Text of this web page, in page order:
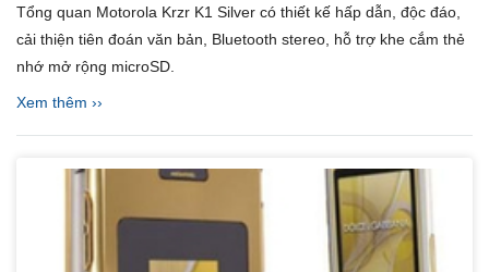
Tổng quan Motorola Krzr K1 Silver có thiết kế hấp dẫn, độc đáo,
cải thiện tiên đoán văn bản, Bluetooth stereo, hỗ trợ khe cắm thẻ
nhớ mở rộng microSD.
Xem thêm ››